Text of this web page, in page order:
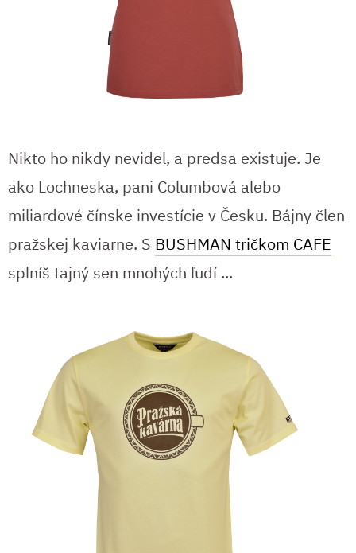
Nikto ho nikdy nevidel, a predsa existuje. Je
ako Lochneska, pani Columbová alebo
miliardové čínske investície v Česku. Bájny člen
pražskej kaviarne. S BUSHMAN tričkom CAFE
splníš tajný sen mnohých ľudí ...